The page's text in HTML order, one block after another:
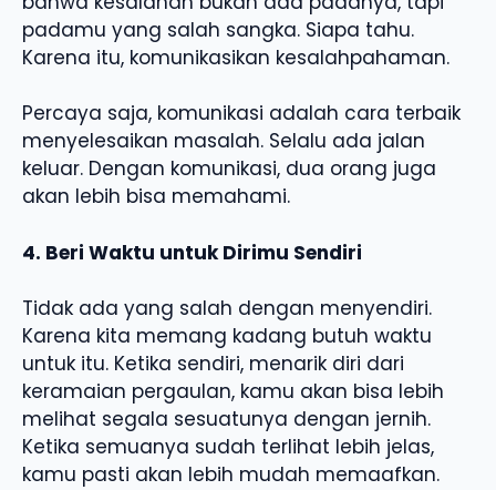
padamu yang salah sangka. Siapa tahu.
Karena itu, komunikasikan kesalahpahaman.
Percaya saja, komunikasi adalah cara terbaik
menyelesaikan masalah. Selalu ada jalan
keluar. Dengan komunikasi, dua orang juga
akan lebih bisa memahami.
4. Beri Waktu untuk Dirimu Sendiri
Tidak ada yang salah dengan menyendiri.
Karena kita memang kadang butuh waktu
untuk itu. Ketika sendiri, menarik diri dari
keramaian pergaulan, kamu akan bisa lebih
melihat segala sesuatunya dengan jernih.
Ketika semuanya sudah terlihat lebih jelas,
kamu pasti akan lebih mudah memaafkan.